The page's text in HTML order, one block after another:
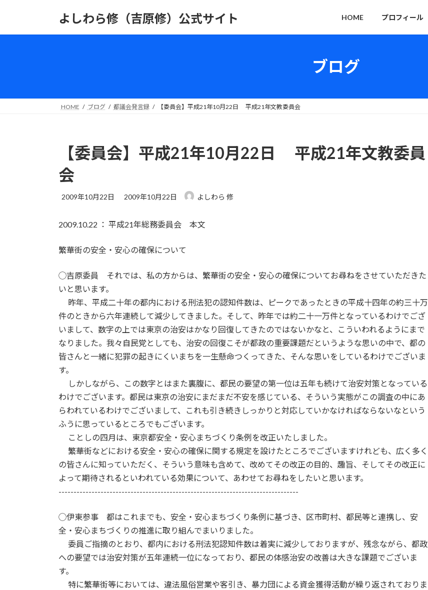
ッ
移
よしわら修（吉原修）公式サイト HOME プロフィール
ブログ
HOME ブログ 都議会発言録 【委員会】平成21年10月22日 平成21年文教委員会
【委員会】平成21年10月22日 平成21年文教委員
会
2009年10月22日
最
新
時
:
2009年10月22日 よしわら 修
2009.10.22 ： 平成21年総務委員会 本文
繁華街の安全・安心の確保について
◯吉原委員 それでは、私の方からは、繁華街の安全・安心の確保についてお尋ねをさせていただきた
いと思います。
昨年、平成二十年の都内における刑法犯の認知件数は、ピークであったときの平成十四年の約三十万
件のときから六年連続して減少してきました。そして、昨年では約二十一万件となっているわけでござ
いまして、数字の上では東京の治安はかなり回復してきたのではないかなと、こういわれるようにまで
なりました。我々自民党としても、治安の回復こそが都政の重要課題だというような思いの中で、都の
皆さんと一緒に犯罪の起きにくいまちを一生懸命つくってきた、そんな思いをしているわけでございま
す。
しかしながら、この数字とはまた裏腹に、都民の要望の第一位は五年も続けて治安対策となっている
わけでございます。都民は東京の治安にまだまだ不安を感じている、そういう実態がこの調査の中にあ
らわれているわけでございまして、これも引き続きしっかりと対応していかなければならないなという
ふうに思っているところでもございます。
ことしの四月は、東京都安全・安心まちづくり条例を改正いたしました。
繁華街などにおける安全・安心の確保に関する規定を設けたところでございますけれども、広く多く
の皆さんに知っていただく、そういう意味も含めて、改めてその改正の目的、趣旨、そしてその改正に
よって期待されるといわれている効果について、あわせてお尋ねをしたいと思います。
--------------------------------------------------------------------------------
◯伊東参事 都はこれまでも、安全・安心まちづくり条例に基づき、区市町村、都民等と連携し、安
全・安心まちづくりの推進に取り組んでまいりました。
委員ご指摘のとおり、都内における刑法犯認知件数は着実に減少しておりますが、残念ながら、都政
への要望では治安対策が五年連続一位になっており、都民の体感治安の改善は大きな課題でございま
す。
特に繁華街等においては、違法風俗営業や客引き、暴力団による資金獲得活動が繰り返されておりま